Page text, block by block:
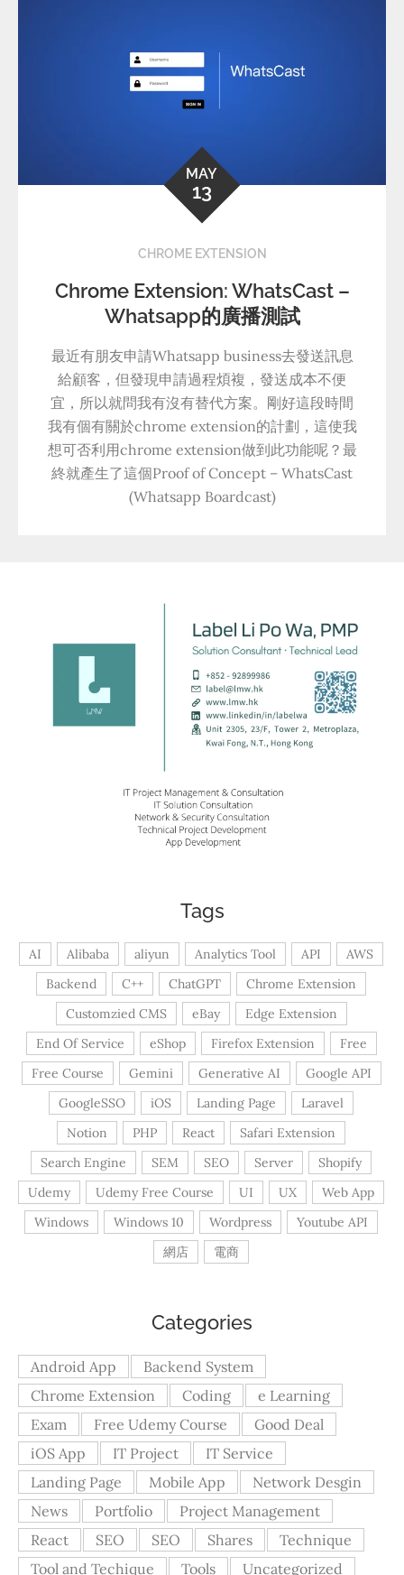
MAY
13
CHROME EXTENSION
Chrome Extension: WhatsCast –
Whatsapp的廣播測試
最近有朋友申請Whatsapp business去發送訊息
給顧客，但發現申請過程煩複，發送成本不便
宜，所以就問我有沒有替代方案。剛好這段時間
我有個有關於chrome extension的計劃，這使我
想可否利用chrome extension做到此功能呢？最
終就產生了這個Proof of Concept – WhatsCast
(Whatsapp Boardcast)
Tags
AI Alibaba aliyun Analytics Tool API
AWS
Backend
C++ ChatGPT
Chrome Extension
Customzied CMS
eBay
Edge Extension
End Of Service
eShop Firefox Extension
Free
Free Course
Gemini Generative AI
Google API
GoogleSSO
iOS Landing Page
Laravel
Notion
PHP React
Safari Extension
Search Engine
SEM SEO Server
Shopify
Udemy
Udemy Free Course UI UX
Web App
Windows
Windows 10 Wordpress
Youtube API
網店
電商
Categories
Android App
Backend System
Chrome Extension
Coding
e Learning
Exam
Free Udemy Course
Good Deal
iOS App
IT Project
IT Service
Landing Page
Mobile App
Network Desgin
News
Portfolio
Project Management
React
SEO SEO Shares
Technique
Tool and Techique
Tools Uncategorized